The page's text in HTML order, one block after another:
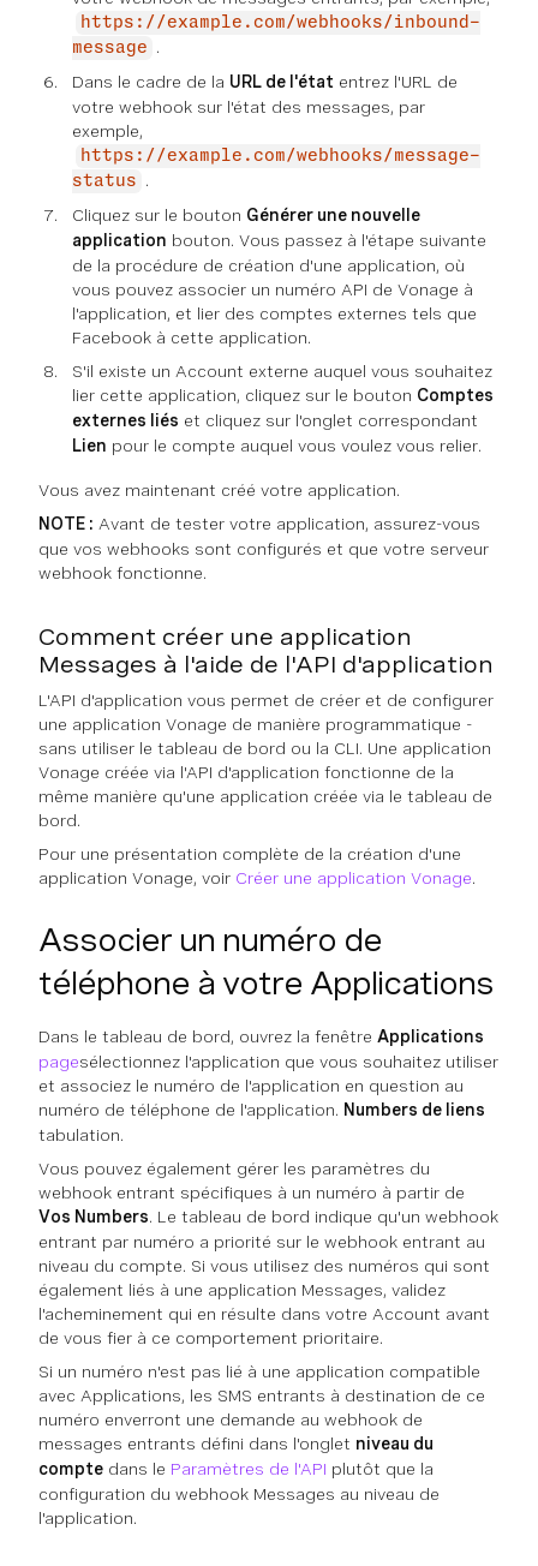
https://example.com/webhooks/inbound-
message
.
Dans le cadre de la URL de l'état entrez l'URL de
votre webhook sur l'état des messages, par
exemple,
https://example.com/webhooks/message-
status
.
Cliquez sur le bouton Générer une nouvelle
application bouton. Vous passez à l'étape suivante
de la procédure de création d'une application, où
vous pouvez associer un numéro API de Vonage à
l'application, et lier des comptes externes tels que
Facebook à cette application.
S'il existe un Account externe auquel vous souhaitez
lier cette application, cliquez sur le bouton Comptes
externes liés et cliquez sur l'onglet correspondant
Lien pour le compte auquel vous voulez vous relier.
Vous avez maintenant créé votre application.
NOTE : Avant de tester votre application, assurez-vous
que vos webhooks sont configurés et que votre serveur
webhook fonctionne.
Comment créer une application
Messages à l'aide de l'API d'application
L'API d'application vous permet de créer et de configurer
une application Vonage de manière programmatique -
sans utiliser le tableau de bord ou la CLI. Une application
Vonage créée via l'API d'application fonctionne de la
même manière qu'une application créée via le tableau de
bord.
Pour une présentation complète de la création d'une
application Vonage, voir Créer une application Vonage.
Associer un numéro de
téléphone à votre Applications
Dans le tableau de bord, ouvrez la fenêtre Applications
pagesélectionnez l'application que vous souhaitez utiliser
et associez le numéro de l'application en question au
numéro de téléphone de l'application. Numbers de liens
tabulation.
Vous pouvez également gérer les paramètres du
webhook entrant spécifiques à un numéro à partir de
Vos Numbers. Le tableau de bord indique qu'un webhook
entrant par numéro a priorité sur le webhook entrant au
niveau du compte. Si vous utilisez des numéros qui sont
également liés à une application Messages, validez
l'acheminement qui en résulte dans votre Account avant
de vous fier à ce comportement prioritaire.
Si un numéro n'est pas lié à une application compatible
avec Applications, les SMS entrants à destination de ce
numéro enverront une demande au webhook de
messages entrants défini dans l'onglet niveau du
compte dans le Paramètres de l'API plutôt que la
configuration du webhook Messages au niveau de
l'application.